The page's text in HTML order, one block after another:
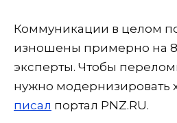
Коммуникации в целом
изношены примерно на
эксперты. Чтобы
нужно модернизировать
писал портал PNZ.RU.